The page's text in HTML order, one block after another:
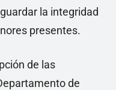
la integridad
presentes.
de las
de